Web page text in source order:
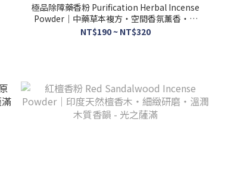
極品除障藥香粉 Purification Herbal Incense
Powder｜中藥草本複方・空間香氛薰香・沉
淨淨化儀式・磁場清理 - 光之薩滿
NT$190 ~ NT$320